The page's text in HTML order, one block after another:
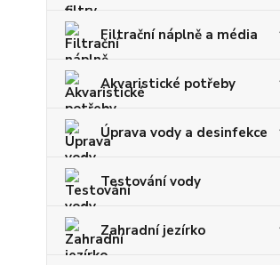
Filtrační náplně a média
Akvaristické potřeby
Úprava vody a desinfekce
Testování vody
Zahradní jezírko